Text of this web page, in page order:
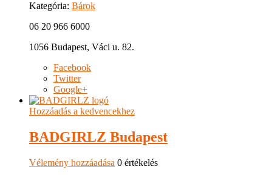
Kategória: Bárok
06 20 966 6000
1056 Budapest, Váci u. 82.
Facebook
Twitter
Google+
Hozzáadás a kedvencekhez
BADGIRLZ Budapest
Vélemény hozzáadása 0 értékelés